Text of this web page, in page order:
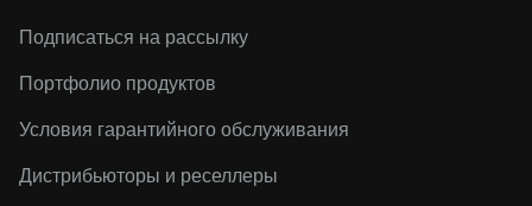
Подписаться на рассылку
Портфолио продуктов
Условия гарантийного обслуживания
Дистрибьюторы и реселлеры